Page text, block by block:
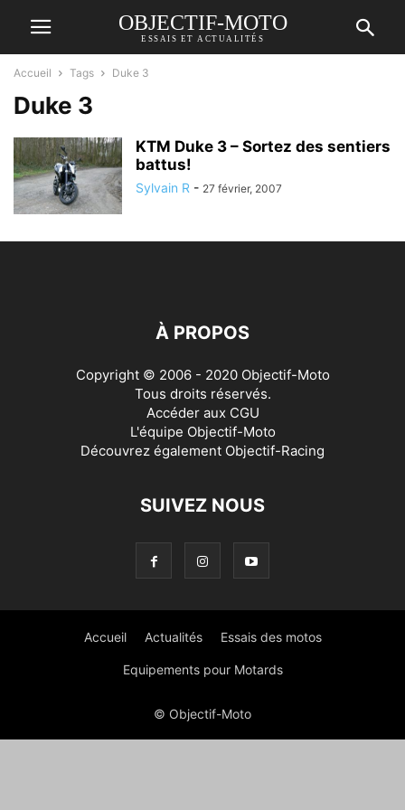
OBJECTIF-MOTO
ESSAIS ET ACTUALITÉS
Accueil Tags Duke 3
Duke 3
KTM Duke 3 – Sortez des sentiers
battus!
Sylvain R - 27 février, 2007
À PROPOS
Copyright © 2006 - 2020 Objectif-Moto
Tous droits réservés.
Accéder aux CGU
L'équipe Objectif-Moto
Découvrez également Objectif-Racing
SUIVEZ NOUS
Accueil Actualités Essais des motos
Equipements pour Motards
© Objectif-Moto